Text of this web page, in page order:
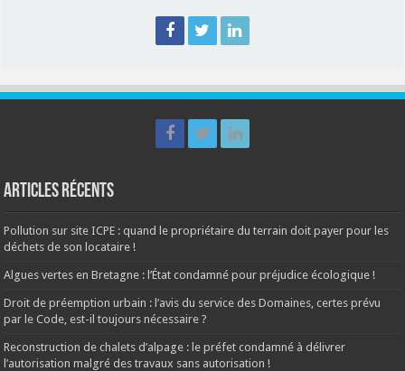
Articles récents
Pollution sur site ICPE : quand le propriétaire du terrain doit payer pour les
déchets de son locataire !
Algues vertes en Bretagne : l’État condamné pour préjudice écologique !
Droit de préemption urbain : l’avis du service des Domaines, certes prévu
par le Code, est-il toujours nécessaire ?
Reconstruction de chalets d’alpage : le préfet condamné à délivrer
l’autorisation malgré des travaux sans autorisation !